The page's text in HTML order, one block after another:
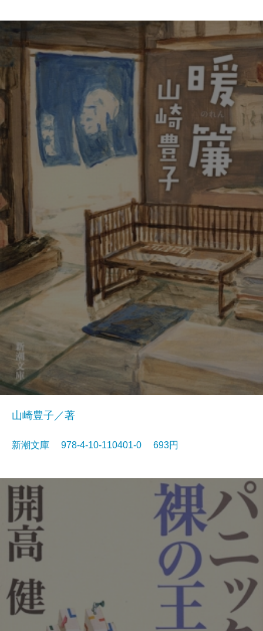
山崎豊子／著
新潮文庫 978-4-10-110401-0 693円